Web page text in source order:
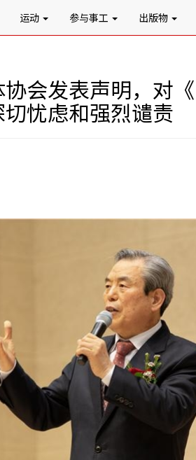
运动 参与事工 出版物
会发表声明，对
忧虑和强烈谴责